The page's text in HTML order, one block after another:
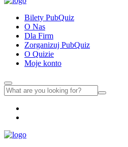
Bilety PubQuiz
O Nas
Dla Firm
Zorganizuj PubQuiz
O Quizie
Moje konto